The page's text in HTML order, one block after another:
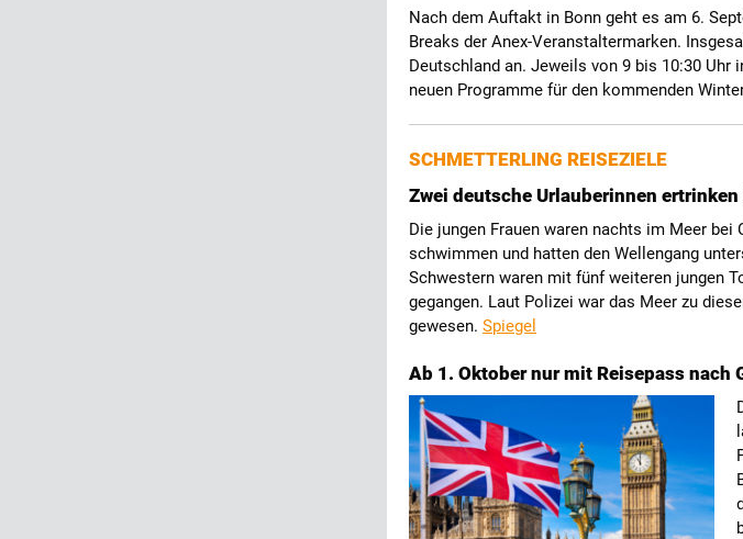
Nach dem Auftakt in Bonn geht es am 6.
Breaks der Anex-Veranstaltermarken.
Deutschland an. Jeweils von 9 bis 10:30
neuen Programme für den kommenden
SCHMETTERLING REISEZIELE
Zwei deutsche Urlauberinnen
Die jungen Frauen waren nachts im Meer bei
schwimmen und hatten den Wellengang
Schwestern waren mit fünf weiteren jungen
gegangen. Laut Polizei war das Meer zu
gewesen. Spiegel
Ab 1. Oktober nur mit Reisepass nach